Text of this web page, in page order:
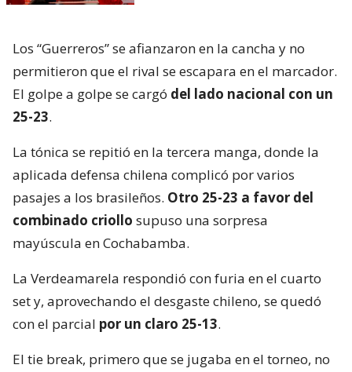
Los “Guerreros” se afianzaron en la cancha y no
permitieron que el rival se escapara en el marcador.
El golpe a golpe se cargó del lado nacional con un
25-23.
La tónica se repitió en la tercera manga, donde la
aplicada defensa chilena complicó por varios
pasajes a los brasileños. Otro 25-23 a favor del
combinado criollo supuso una sorpresa
mayúscula en Cochabamba.
La Verdeamarela respondió con furia en el cuarto
set y, aprovechando el desgaste chileno, se quedó
con el parcial por un claro 25-13.
El tie break, primero que se jugaba en el torneo, no